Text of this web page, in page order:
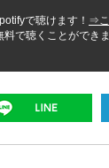
で聴けます！ ⇒こ
で聴くことができ